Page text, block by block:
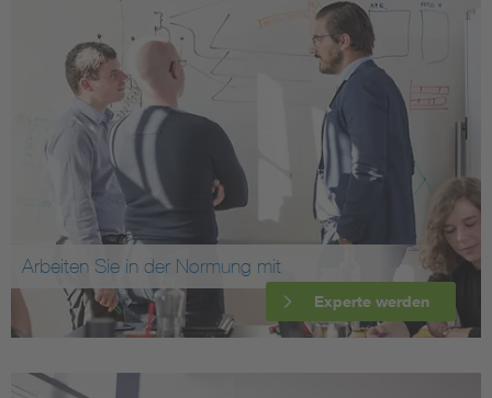
Arbeiten Sie in der Normung mit
Experte werden